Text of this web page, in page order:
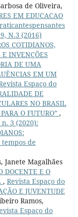
de Oliveira,
EM EDUCACAO
N.3 (2016)
COTIDIANOS,
E INVENÇÕES
DE UMA
EM UM
Espaço do
DE
NO BRASIL
O FUTURO” ,
3 (2020):
de
Janete Magalhães
DOCENTE E O
, Revista Espaço do
E JUVENTUDE
Ramos,
Espaço do